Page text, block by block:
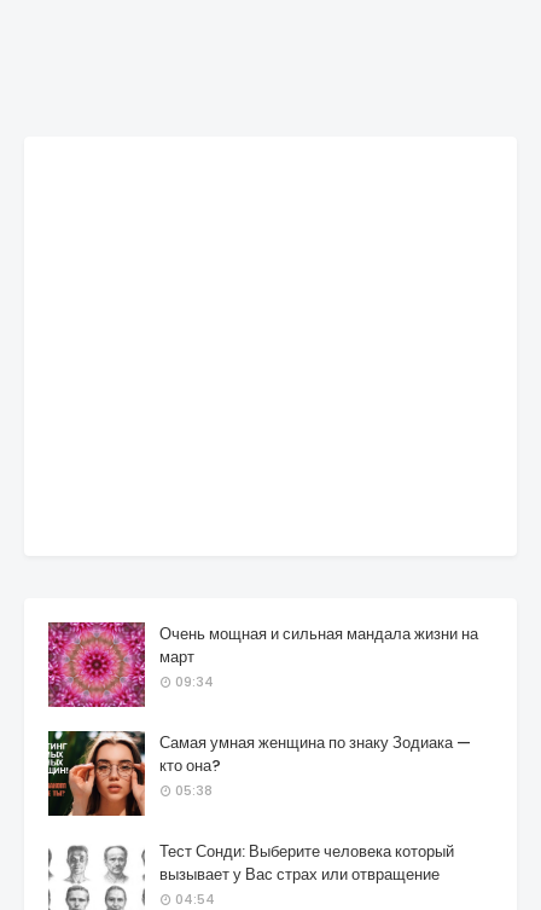
Очень мощная и сильная мандала жизни на
март
09:34
Самая умная женщина по знаку Зодиака —
кто она?
05:38
Тест Сонди: Выберите человека который
вызывает у Вас страх или отвращение
04:54